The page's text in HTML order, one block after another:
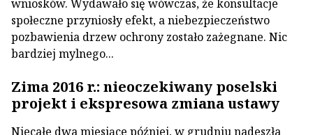
wniosków. Wydawało się wówczas, że konsultacje
społeczne przyniosły efekt, a niebezpieczeństwo
pozbawienia drzew ochrony zostało zażegnane. Nic
bardziej mylnego...
Zima 2016 r.: nieoczekiwany poselski
projekt i ekspresowa zmiana ustawy
Niecałe dwa miesiące później, w grudniu nadeszła